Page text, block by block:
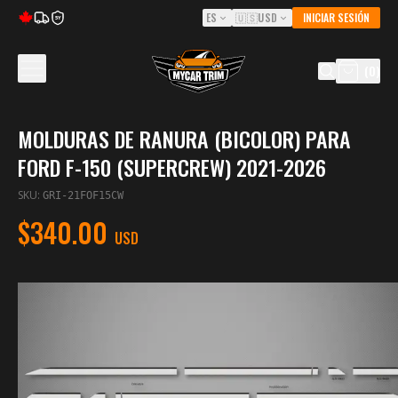
5Y ES 🇺🇸USD INICIAR SESIÓN
MOLDURAS DE RANURA (BICOLOR) PARA
FORD F-150 (SUPERCREW) 2021-2026
SKU: GRI-21FOF15CW
$340.00 USD